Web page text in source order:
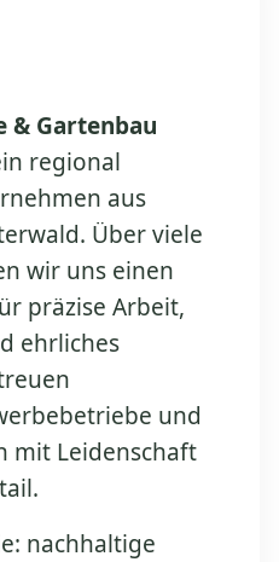
& Gartenbau
regional
aus
Über viele
wir uns einen
präzise Arbeit,
ehrliches
und
mit Leidenschaft
nachhaltige